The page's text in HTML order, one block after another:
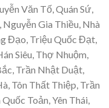
Văn Tố, Quán Sứ,
Gia Thiều, Nhà
Đạo, Triệu Quốc Đạt,
Siêu, Thợ Nhuộm,
Trần Nhật Duật,
Tôn Thất Thiệp, Trần
Toản, Yên Thái,